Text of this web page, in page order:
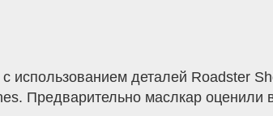
использованием деталей Roadster
Предварительно маслкар